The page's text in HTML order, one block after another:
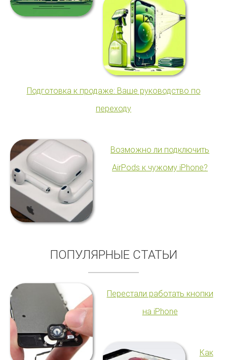
Подготовка к продаже: Ваше руководство по
переходу
Возможно ли подключить
AirPods к чужому iPhone?
ПОПУЛЯРНЫЕ СТАТЬИ
Перестали работать кнопки
на iPhone
Как